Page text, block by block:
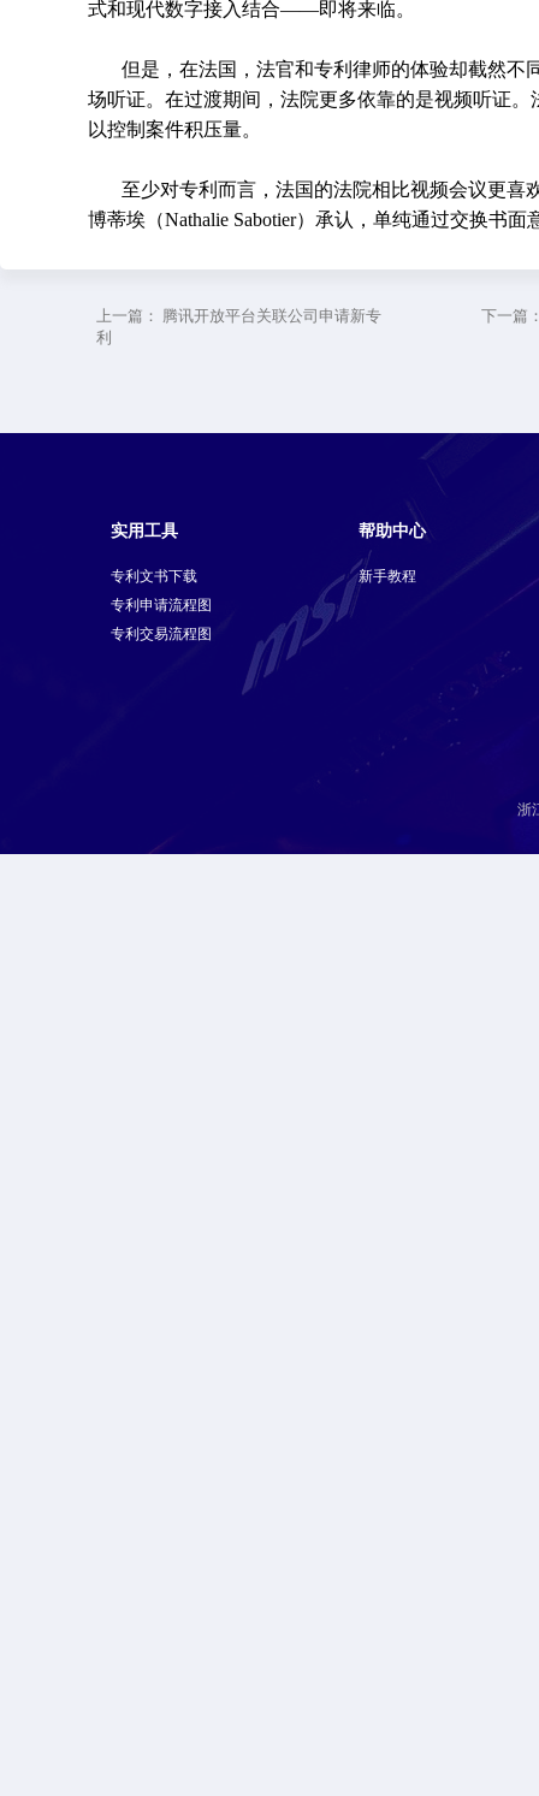
式和现代数字接入结合——即将来临。
但是，在法国，法官和专利律师的体验却截然不
场听证。在过渡期间，法院更多依靠的是视频听证
以控制案件积压量。
至少对专利而言，法国的法院相比视频会议更喜
博蒂埃（Nathalie Sabotier）承认，单纯通过交换书
上一篇： 腾讯开放平台关联公司申请新专
利
下一篇
实用工具
专利文书下载
专利申请流程图
专利交易流程图
帮助中心
新手教程
浙